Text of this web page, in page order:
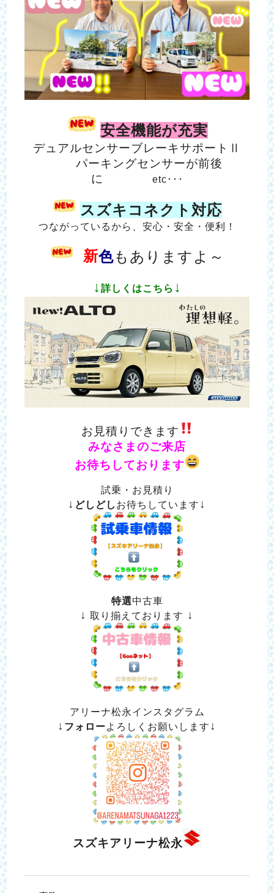
安全機能が充実
デュアルセンサーブレーキサポートⅡ
パーキングセンサーが前後
に
etc･･･
スズキコネクト対応
つながっているから、安心・安全・便利！
新色もありますよ～
↓ 詳しくはこちら ↓
お見積りできます
みなさまのご来店
お待ちしております
試乗・お見積り
↓ どしどし お待ちしています ↓
特選中古車
↓ 取り揃えております ↓
アリーナ松永インスタグラム
↓ フォローよろしくお願いします ↓
スズキアリーナ松永